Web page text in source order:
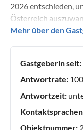
2026 entschieden,
Österreich
nichts macht uns
das wir unseren
große Freude, die
euch wie daheim!
Mehr über den
Gastgeberin seit:
Antwortrate:
Antwortzeit:
Objektnummer: